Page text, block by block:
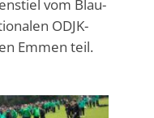
vom Blau-
ODJK-
Emmen teil.